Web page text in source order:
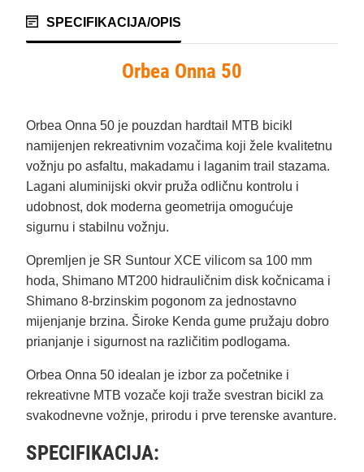
SPECIFIKACIJA/OPIS
Orbea Onna 50
Orbea Onna 50 je pouzdan hardtail MTB bicikl
namijenjen rekreativnim vozačima koji žele kvalitetnu
vožnju po asfaltu, makadamu i laganim trail stazama.
Lagani aluminijski okvir pruža odličnu kontrolu i
udobnost, dok moderna geometrija omogućuje
sigurnu i stabilnu vožnju.
Opremljen je SR Suntour XCE vilicom sa 100 mm
hoda, Shimano MT200 hidrauličnim disk kočnicama i
Shimano 8-brzinskim pogonom za jednostavno
mijenjanje brzina. Široke Kenda gume pružaju dobro
prianjanje i sigurnost na različitim podlogama.
Orbea Onna 50 idealan je izbor za početnike i
rekreativne MTB vozače koji traže svestran bicikl za
svakodnevne vožnje, prirodu i prve terenske avanture.
SPECIFIKACIJA: